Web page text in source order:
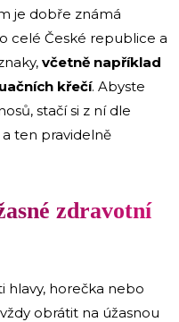
je dobře známá
celé České republice a
včetně například
křečí. Abyste
stačí si z ní dle
ten pravidelně
zdravotní
hlavy, horečka nebo
obrátit na úžasnou